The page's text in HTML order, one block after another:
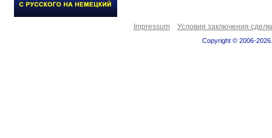
Impressum Условия заключения
Copyright © 2006-